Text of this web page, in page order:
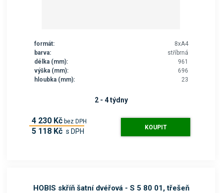
formát:
8xA4
barva:
stříbrná
délka (mm):
961
výška (mm):
696
hloubka (mm):
23
2 - 4 týdny
4 230 Kč bez DPH
5 118 Kč s DPH KOUPIT
HOBIS skříň šatní dvéřová - S 5 80 01, třešeň